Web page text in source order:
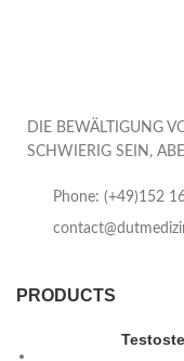
DIE BEWÄLTIGUNG
SCHWIERIG SEIN,
Phone: (+49)152
PRODUCTS